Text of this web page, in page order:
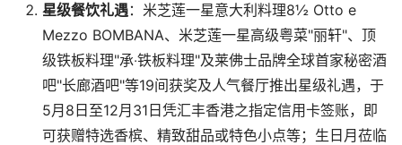
星级餐饮礼遇：米芝莲一星意大利料理8½ Otto e
Mezzo BOMBANA、米芝莲一星高级粤菜"丽轩"、顶
级铁板料理"承‧铁板料理"及莱佛士品牌全球首家秘密酒
吧"长廊酒吧"等19间获奖及人气餐厅推出星级礼遇，于
5月8日至12月31日凭汇丰香港之指定信用卡签账，即
可获赠特选香槟、精致甜品或特色小点等；生日月莅临